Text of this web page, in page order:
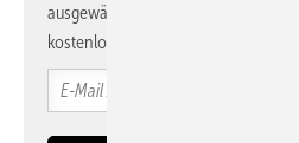
ausgewählte Informationen und
kostenlos direkt ins Postfach.